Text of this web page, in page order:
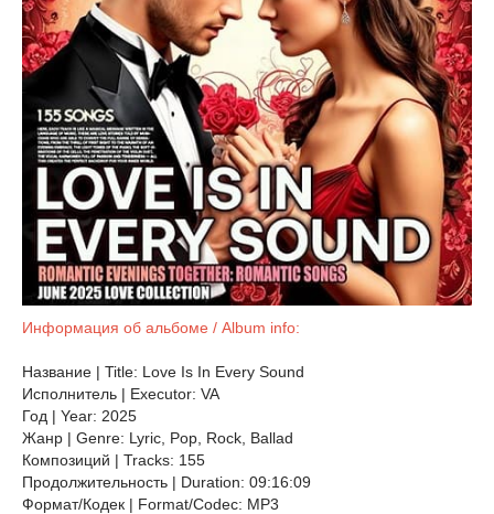
Информация об альбоме / Album info:
Название | Title: Love Is In Every Sound
Исполнитель | Executor: VA
Год | Year: 2025
Жанр | Genre: Lyric, Pop, Rock, Ballad
Композиций | Tracks: 155
Продолжительность | Duration: 09:16:09
Формат/Кодек | Format/Codec: MP3